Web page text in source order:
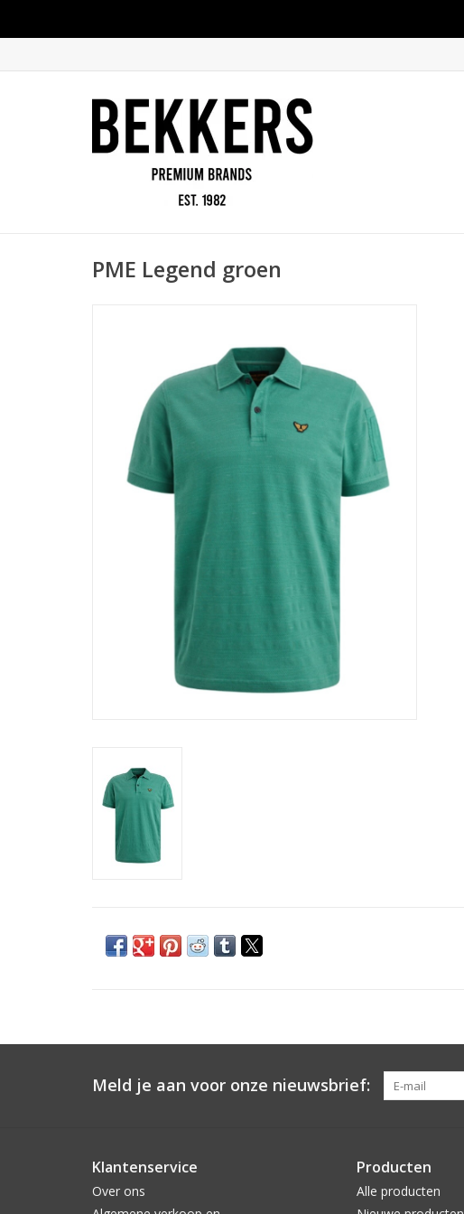
PME Legend groen
Meld je aan voor onze nieuwsbrief:
Klantenservice
Over ons
Producten
Alle producten